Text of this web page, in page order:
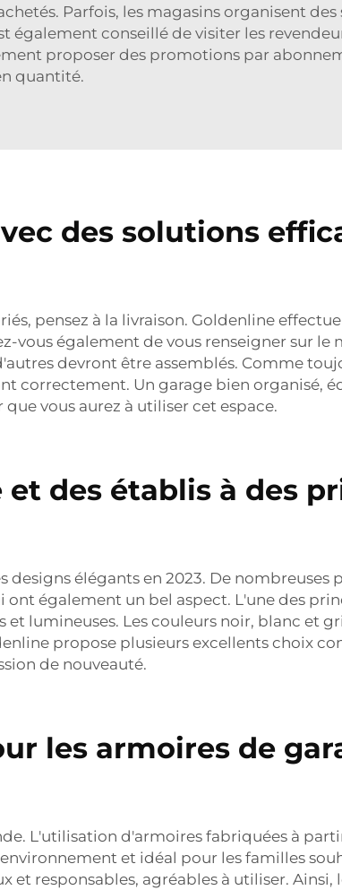
Parfois, les magasins organisent
également conseillé de visiter les
proposer des promotions par
quantité.
des solutions
pensez à la livraison. Goldenline
vous également de vous renseigner sur le
devront être assemblés. Comme
correctement. Un garage bien organisé,
vous aurez à utiliser cet espace.
des établis à des
élégants en 2023. De nombreuses
également un bel aspect. L'une des
lumineuses. Les couleurs noir, blanc et
propose plusieurs excellents choix
de nouveauté.
les armoires de
L'utilisation d'armoires fabriquées à
et idéal pour les familles
responsables, agréables à utiliser. Ainsi,